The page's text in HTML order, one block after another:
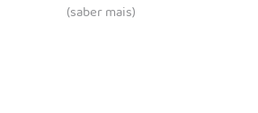
(saber mais)